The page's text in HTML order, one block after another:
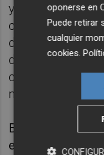
y, por eso, su
comprometida
decimoquinta
del Valencia,
categoría y que
menos.
Bordalás no
extraño en los
oponerse en
Puede retirar
cualquier
cookies .